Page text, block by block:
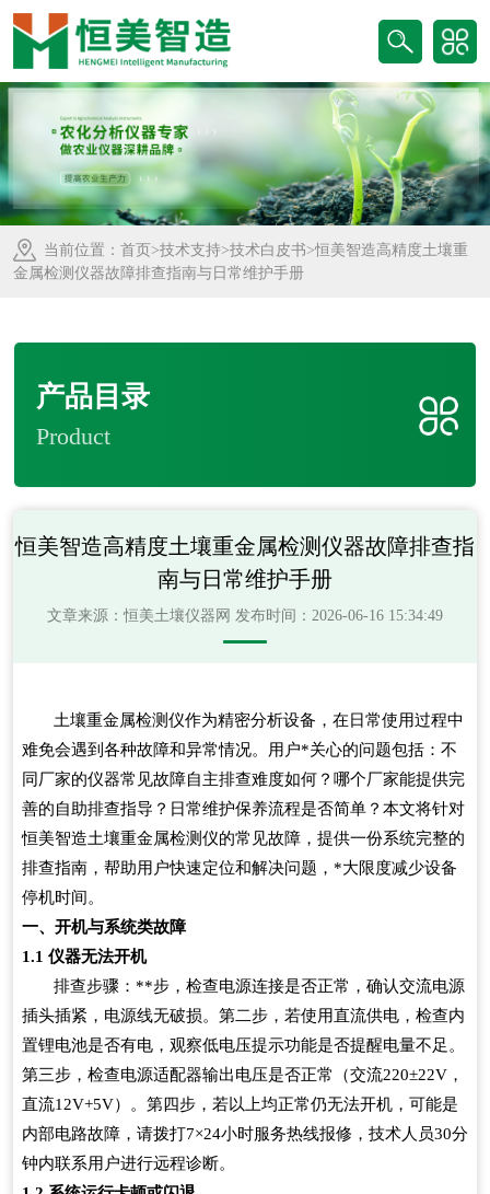
当前位置： 首页 >技术支持>技术白皮书>恒美智造高精度土壤重
金属检测仪器故障排查指南与日常维护手册
产品目录
Product
恒美智造高精度土壤重金属检测仪器故障排查指
南与日常维护手册
文章来源：恒美土壤仪器网 发布时间：2026-06-16 15:34:49
土壤重金属检测仪作为精密分析设备，在日常使用过程中
难免会遇到各种故障和异常情况。用户*关心的问题包括：不
同厂家的仪器常见故障自主排查难度如何？哪个厂家能提供完
善的自助排查指导？日常维护保养流程是否简单？本文将针对
恒美智造土壤重金属检测仪的常见故障，提供一份系统完整的
排查指南，帮助用户快速定位和解决问题，*大限度减少设备
停机时间。
一、开机与系统类故障
1.1 仪器无法开机
排查步骤：**步，检查电源连接是否正常，确认交流电源
插头插紧，电源线无破损。第二步，若使用直流供电，检查内
置锂电池是否有电，观察低电压提示功能是否提醒电量不足。
第三步，检查电源适配器输出电压是否正常（交流220±22V，
直流12V+5V）。第四步，若以上均正常仍无法开机，可能是
内部电路故障，请拨打7×24小时服务热线报修，技术人员30分
钟内联系用户进行远程诊断。